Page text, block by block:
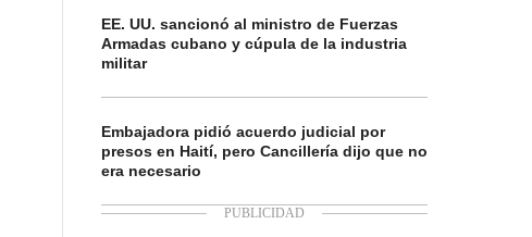
EE. UU. sancionó al ministro de Fuerzas
Armadas cubano y cúpula de la industria
militar
Embajadora pidió acuerdo judicial por
presos en Haití, pero Cancillería dijo que no
era necesario